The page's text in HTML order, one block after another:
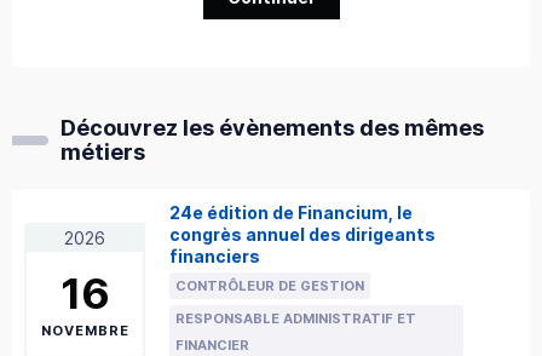
Découvrez les évènements des mêmes
métiers
2026
16
NOVEMBRE
24e édition de Financium, le
congrès annuel des dirigeants
financiers
CONTRÔLEUR DE GESTION
RESPONSABLE ADMINISTRATIF ET
FINANCIER